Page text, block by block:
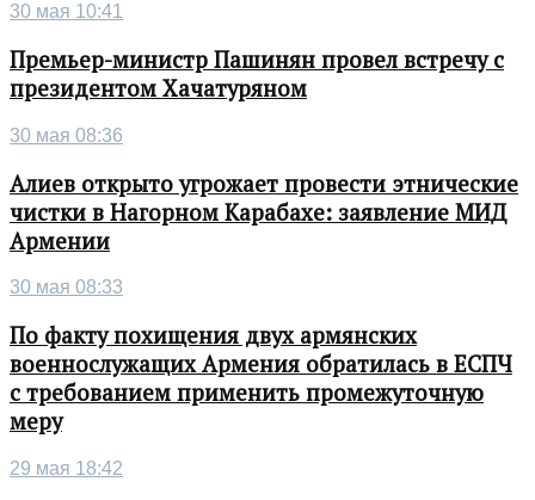
30 мая 10:41
Премьер-министр Пашинян провел встречу с
президентом Хачатуряном
30 мая 08:36
Алиев открыто угрожает провести этнические
чистки в Нагорном Карабахе: заявление МИД
Армении
30 мая 08:33
По факту похищения двух армянских
военнослужащих Армения обратилась в ЕСПЧ
с требованием применить промежуточную
меру
29 мая 18:42